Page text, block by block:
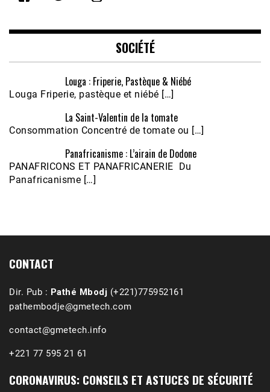
EMBED
Écoutez le parcours de Claudiane Kapia
Nobana (Podologue)
Feb 24, 2021 • 28mn
1988-1989 :  La polémique de Guidimakha
SOCIÉTÉ
Louga : Friperie, Pastèque & Niébé
Louga Friperie, pastèque et niébé […]
La Saint-Valentin de la tomate
Consommation Concentré de tomate ou […]
Panafricanisme : L’airain de Dodone
PANAFRICONS ET PANAFRICANERIE Du
Panafricanisme […]
CONTACT
Dir. Pub : Pathé Mbodj (+221)775952161
pathembodje@gmetech.com
contact@gmetech.info
+221 77 595 21 61
CORONAVIRUS: CONSEILS ET ASTUCES DE SÉCURITÉ